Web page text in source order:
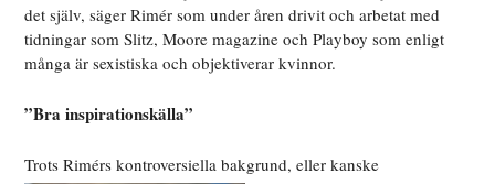
det själv, säger Rimér som under åren drivit och arbetat med
tidningar som Slitz, Moore magazine och Playboy som enligt
många är sexistiska och objektiverar kvinnor.
”Bra inspirationskälla”
Trots Rimérs kontroversiella bakgrund, eller kanske